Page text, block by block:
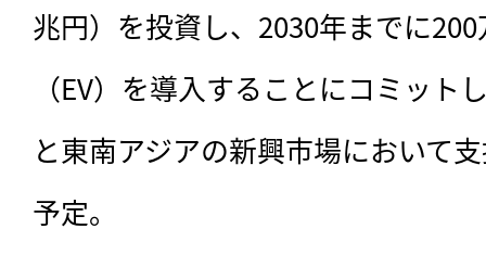
兆円）を投資し、2030年までに
（EV）を導入することにコミット
と東南アジアの新興市場において
予定。